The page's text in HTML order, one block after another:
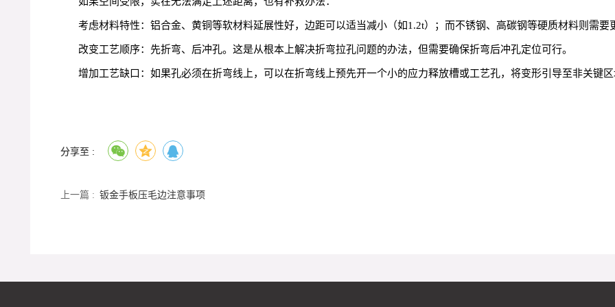
考虑材料特性：铝合金、黄铜等软材料延展性好，边距可以适当减小（如1.2t）；而不锈钢、高碳钢等硬质材料则需要
改变工艺顺序：先折弯、后冲孔。这是从根本上解决折弯拉孔问题的办法，但需要确保折弯后冲孔定位可行。
增加工艺缺口：如果孔必须在折弯线上，可以在折弯线上预先开一个小的应力释放槽或工艺孔，将变形引导至非关键
分享至 :
上一篇 : 钣金手板压毛边注意事项